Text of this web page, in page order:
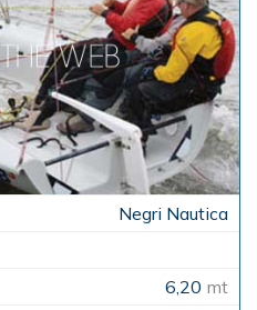
Negri Nautica
6,20 mt